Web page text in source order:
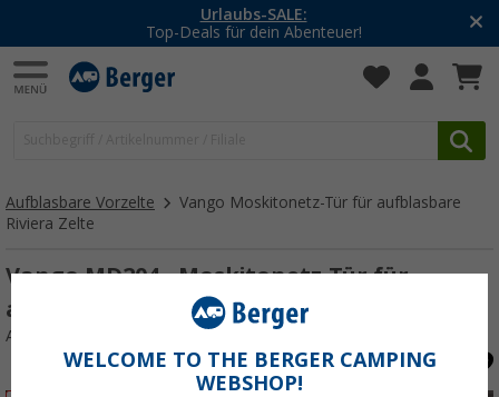
Urlaubs-SALE:
Top-Deals für dein Abenteuer!
Aufblasbare Vorzelte
Vango Moskitonetz-Tür für aufblasbare
Riviera Zelte
Vango MD204 - Moskitonetz-Tür für
aufblasbares Riviera 330 Vorzelt
Art.-Nr.: 716282
WELCOME TO THE BERGER CAMPING
WEBSHOP!